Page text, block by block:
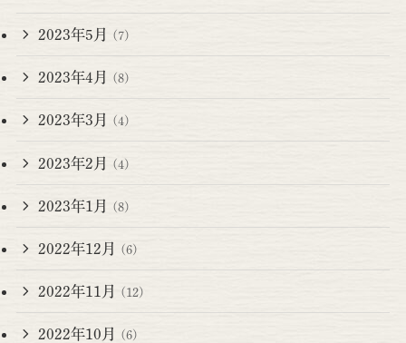
2023年5月 (7)
2023年4月 (8)
2023年3月 (4)
2023年2月 (4)
2023年1月 (8)
2022年12月 (6)
2022年11月 (12)
2022年10月 (6)